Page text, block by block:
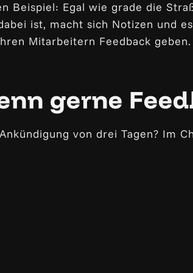
Beispiel: Egal wie grade die
ist, macht sich Notizen und
Mitarbeitern Feedback
gerne
von drei Tagen? Im